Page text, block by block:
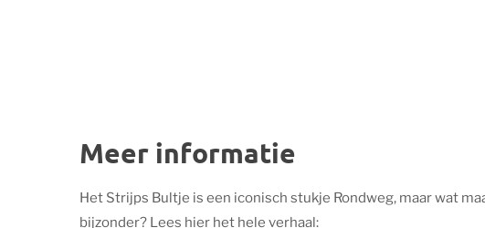
Meer informatie
Het Strijps Bultje is een iconisch stukje Rondweg, maar wat
bijzonder? Lees hier het hele verhaal: